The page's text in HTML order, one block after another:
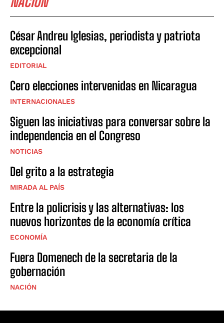
César Andreu Iglesias, periodista y patriota
excepcional
EDITORIAL
Cero elecciones intervenidas en Nicaragua
INTERNACIONALES
Siguen las iniciativas para conversar sobre la
independencia en el Congreso
NOTICIAS
Del grito a la estrategia
MIRADA AL PAÍS
Entre la policrisis y las alternativas: los
nuevos horizontes de la economía crítica
ECONOMÍA
Fuera Domenech de la secretaria de la
gobernación
NACIÓN